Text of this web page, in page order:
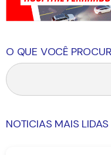
O QUE VOCÊ
NOTICIAS MAIS LIDAS